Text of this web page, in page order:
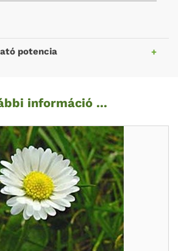
potencia
információ ...